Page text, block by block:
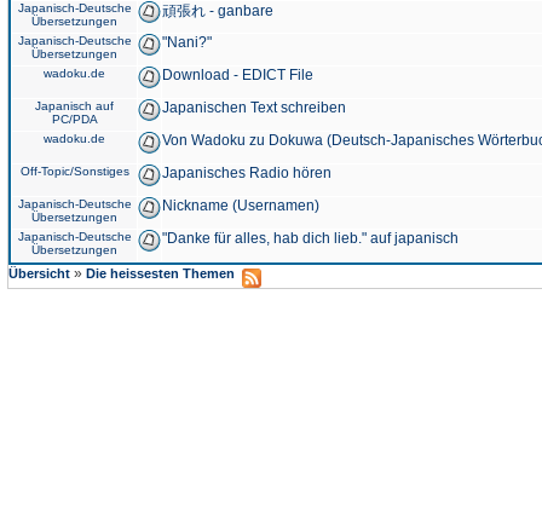
Japanisch-Deutsche
Übersetzungen
頑張れ - ganbare
Japanisch-Deutsche
Übersetzungen
"Nani?"
wadoku.de Download - EDICT File
Japanisch auf
PC/PDA
Japanischen Text schreiben
wadoku.de Von Wadoku zu Dokuwa (Deutsch-Japanisches
Off-Topic/Sonstiges Japanisches Radio hören
Japanisch-Deutsche
Übersetzungen
Nickname (Usernamen)
Japanisch-Deutsche
Übersetzungen
"Danke für alles, hab dich lieb." auf japanisch
Übersicht » Die heissesten Themen